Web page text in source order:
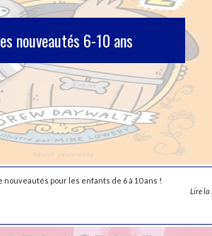
nouveautés 6-10 ans
pour les enfants de 6 à 10 ans !
Lire la